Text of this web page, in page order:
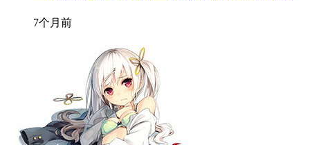
7个月前